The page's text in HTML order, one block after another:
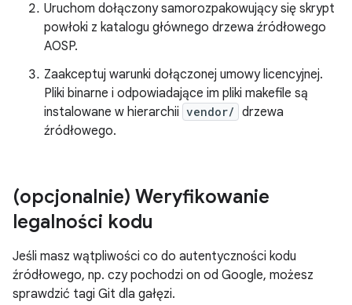
Uruchom dołączony samorozpakowujący się skrypt
powłoki z katalogu głównego drzewa źródłowego
AOSP.
Zaakceptuj warunki dołączonej umowy licencyjnej.
Pliki binarne i odpowiadające im pliki makefile są
instalowane w hierarchii vendor/ drzewa
źródłowego.
(opcjonalnie) Weryfikowanie
legalności kodu
Jeśli masz wątpliwości co do autentyczności kodu
źródłowego, np. czy pochodzi on od Google, możesz
sprawdzić tagi Git dla gałęzi.